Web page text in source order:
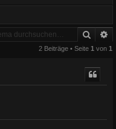
Suche
2 Beiträge • Seite 1von 1